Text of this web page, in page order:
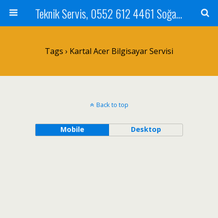
Teknik Servis, 0552 612 4461 Soğanlık Bilgisayar Teknik Servisi ve Tamiri
Tags › Kartal Acer Bilgisayar Servisi
Back to top
Mobile Desktop